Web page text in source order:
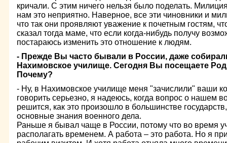
кричали. С этим ничего нельзя было поделать.
нам это неприятно. Наверное, все эти чиновники и
что так они проявляют уважение к почетным гостям,
сказал тогда маме, что если когда-нибудь получу
постараюсь изменить это отношение к людям.
- Прежде Вы часто бывали в России, даже
Нахимовское училище. Сегодня Вы посещаете
Почему?
- Ну, в Нахимовское училище меня "зачислили" ваши
говорить серьезно, я надеюсь, когда вопрос о нашем
решится, как это произошло в большинстве
основные знания военного дела.
Раньше я бывал чаще в России, потому что во время
располагать временем. А работа – это работа. Но я